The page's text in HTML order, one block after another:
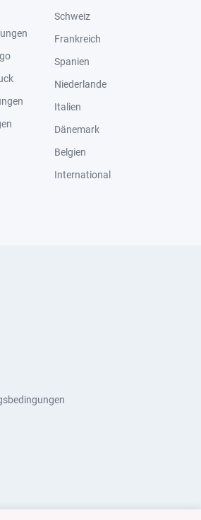
Schweiz
Frankreich
Spanien
Niederlande
Italien
Dänemark
Belgien
International